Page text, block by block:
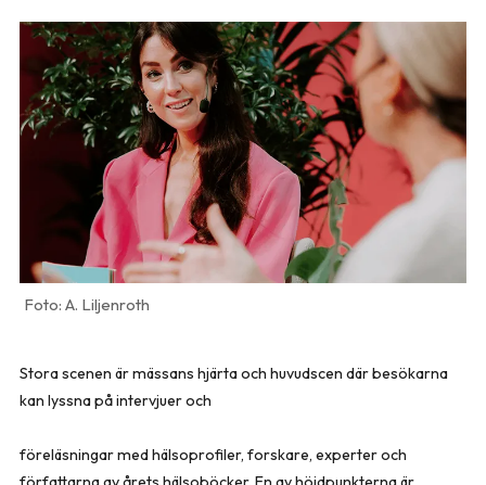
A. Liljenroth
Stora scenen är mässans hjärta och huvudscen där besökarna
kan lyssna på intervjuer och
föreläsningar med hälsoprofiler, forskare, experter och